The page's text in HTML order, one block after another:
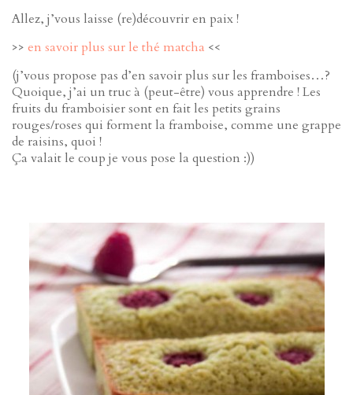
Allez, j’vous laisse (re)découvrir en paix !
>> en savoir plus sur le thé matcha <<
(j’vous propose pas d’en savoir plus sur les framboises…?
Quoique, j’ai un truc à (peut-être) vous apprendre ! Les
fruits du framboisier sont en fait les petits grains
rouges/roses qui forment la framboise, comme une grappe
de raisins, quoi !
Ça valait le coup je vous pose la question :))